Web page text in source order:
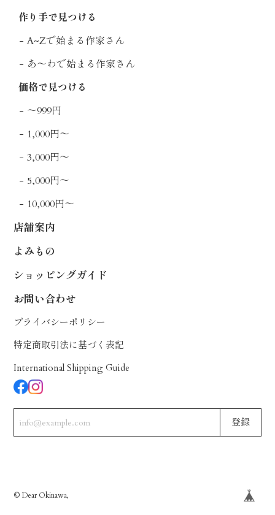
作り手で見つける
A~Zで始まる作家さん
あ〜わで始まる作家さん
価格で見つける
〜999円
1,000円〜
3,000円〜
5,000円〜
10,000円〜
店舗案内
よみもの
ショッピングガイド
お問い合わせ
プライバシーポリシー
特定商取引法に基づく表記
International Shipping Guide
登録
© Dear Okinawa,